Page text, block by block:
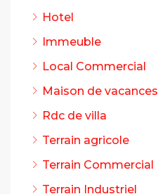
Hotel
Immeuble
Local Commercial
Maison de vacances
Rdc de villa
Terrain agricole
Terrain Commercial
Terrain Industriel